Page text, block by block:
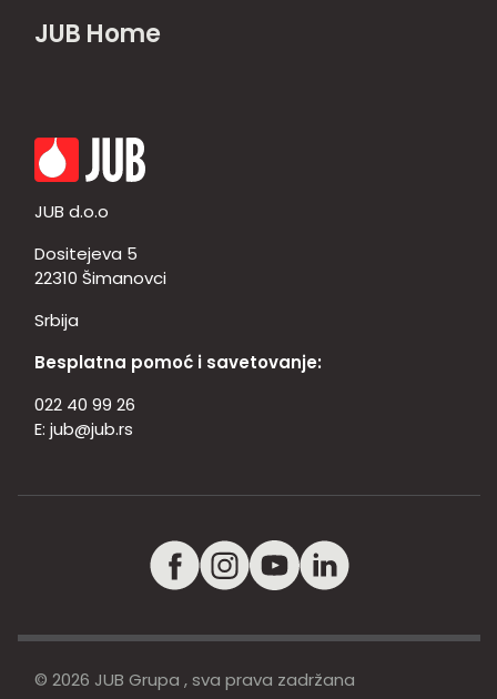
JUB Home
JUB d.o.o
Dositejeva 5
22310 Šimanovci
Srbija
Besplatna pomoć i savetovanje:
022 40 99 26
E: jub@jub.rs
© 2026 JUB Grupa , sva prava zadržana